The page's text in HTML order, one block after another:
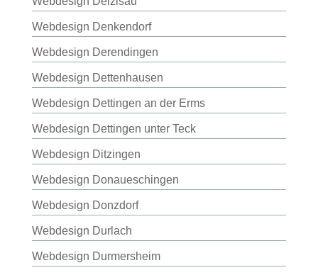
Webdesign Denkendorf
Webdesign Derendingen
Webdesign Dettenhausen
Webdesign Dettingen an der Erms
Webdesign Dettingen unter Teck
Webdesign Ditzingen
Webdesign Donaueschingen
Webdesign Donzdorf
Webdesign Durlach
Webdesign Durmersheim